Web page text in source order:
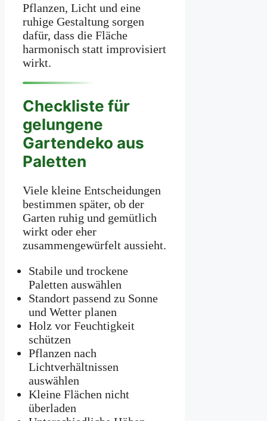
Pflanzen, Licht und eine
ruhige Gestaltung sorgen
dafür, dass die Fläche
harmonisch statt improvisiert
wirkt.
Checkliste für
gelungene
Gartendeko aus
Paletten
Viele kleine Entscheidungen
bestimmen später, ob der
Garten ruhig und gemütlich
wirkt oder eher
zusammengewürfelt aussieht.
Stabile und trockene
Paletten auswählen
Standort passend zu Sonne
und Wetter planen
Holz vor Feuchtigkeit
schützen
Pflanzen nach
Lichtverhältnissen
auswählen
Kleine Flächen nicht
überladen